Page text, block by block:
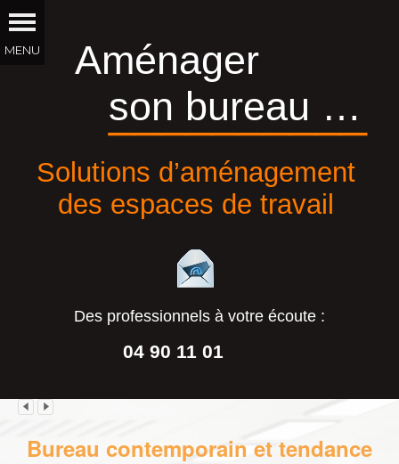
Aménager
son bureau …
Solutions d’aménagement
des espaces de travail
Des professionnels à votre écoute :
04 90 11 01
__________
Bureau contemporain et tendance